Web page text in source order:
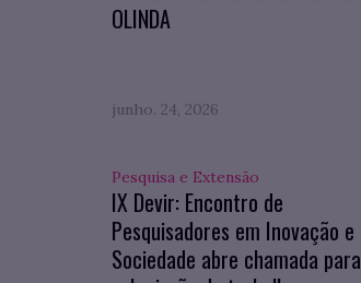
OLINDA
junho. 24, 2026
Pesquisa e Extensão
IX Devir: Encontro de
Pesquisadores em Inovação e
Sociedade abre chamada para